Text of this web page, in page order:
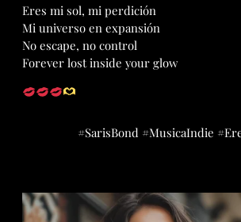
Eres mi sol, mi perdición
Mi universo en expansión
No escape, no control
Forever lost inside your glow
#SarisBond #MusicaIndie